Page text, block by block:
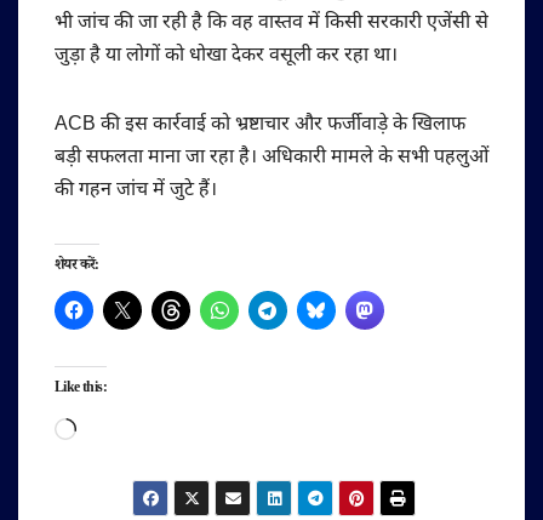
भी जांच की जा रही है कि वह वास्तव में किसी सरकारी एजेंसी से
जुड़ा है या लोगों को धोखा देकर वसूली कर रहा था।
ACB की इस कार्रवाई को भ्रष्टाचार और फर्जीवाड़े के खिलाफ
बड़ी सफलता माना जा रहा है। अधिकारी मामले के सभी पहलुओं
की गहन जांच में जुटे हैं।
शेयर करें:
Like this:
Loading…